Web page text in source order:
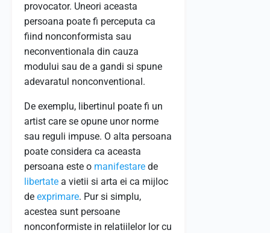
provocator. Uneori aceasta
persoana poate fi perceputa ca
fiind nonconformista sau
neconventionala din cauza
modului sau de a gandi si spune
adevaratul nonconventional.
De exemplu, libertinul poate fi un
artist care se opune unor norme
sau reguli impuse. O alta persoana
poate considera ca aceasta
persoana este o manifestare de
libertate a vietii si arta ei ca mijloc
de exprimare. Pur si simplu,
acestea sunt persoane
nonconformiste in relatiilelor lor cu